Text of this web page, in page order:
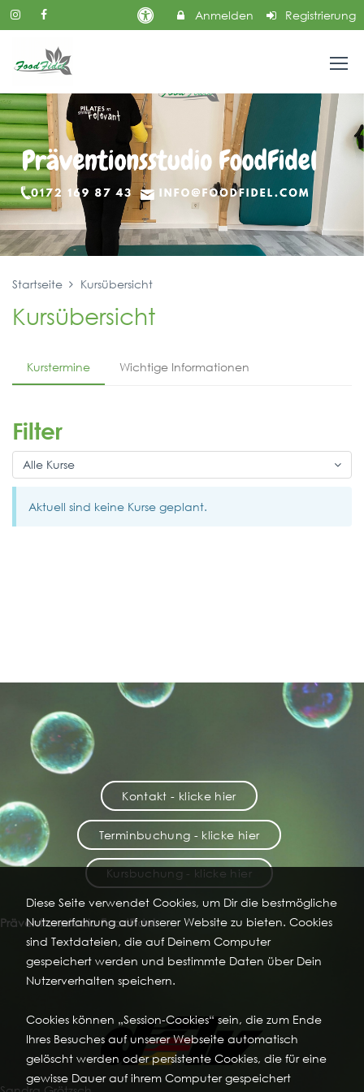
Diese Seite verwendet Cookies, um Dir die bestmögliche
Nutzererfahrung auf unserer Website zu bieten. Cookies
sind Textdateien, die auf Deinem Computer
gespeichert werden und bestimmte Daten über Dein
Nutzerverhalten speichern.
Cookies können „Session-Cookies“ sein, die zum Ende
Ihres Besuches auf unserer Webseite automatisch
gelöscht werden oder persistente Cookies, die für eine
gewisse Dauer auf ihrem Computer gespeichert
Anmelden Registrierung
Startseite Kursübersicht
Kursübersicht
Kurstermine Wichtige Informationen
Filter
Alle Kurse
Aktuell sind keine Kurse geplant.
Kontakt - klicke hier
Terminbuchung - klicke hier
Kursbuchung - klicke hier
Präventionsstudio FoodFidel